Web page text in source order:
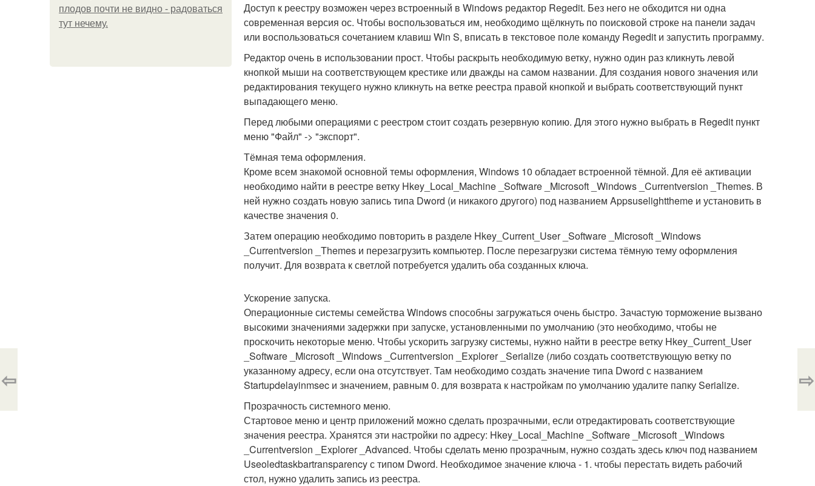
плодов почти не видно - радоваться
тут нечему.
Доступ к реестру возможен через встроенный в Windows редактор Regedit. Без него не обходится ни одна
современная версия ос. Чтобы воспользоваться им, необходимо щёлкнуть по поисковой строке на панели задач
или воспользоваться сочетанием клавиш Win S, вписать в текстовое поле команду Regedit и запустить программу.
Редактор очень в использовании прост. Чтобы раскрыть необходимую ветку, нужно один раз кликнуть левой
кнопкой мыши на соответствующем крестике или дважды на самом названии. Для создания нового значения или
редактирования текущего нужно кликнуть на ветке реестра правой кнопкой и выбрать соответствующий пункт
выпадающего меню.
Перед любыми операциями с реестром стоит создать резервную копию. Для этого нужно выбрать в Regedit пункт
меню "Файл" -> "экспорт".
Тёмная тема оформления.
Кроме всем знакомой основной темы оформления, Windows 10 обладает встроенной тёмной. Для её активации
необходимо найти в реестре ветку Hkey_Local_Machine _Software _Microsoft _Windows _Currentversion _Themes. В
ней нужно создать новую запись типа Dword (и никакого другого) под названием Appsuselighttheme и установить в
качестве значения 0.
Затем операцию необходимо повторить в разделе Hkey_Current_User _Software _Microsoft _Windows
_Currentversion _Themes и перезагрузить компьютер. После перезагрузки система тёмную тему оформления
получит. Для возврата к светлой потребуется удалить оба созданных ключа.
Ускорение запуска.
Операционные системы семейства Windows способны загружаться очень быстро. Зачастую торможение вызвано
высокими значениями задержки при запуске, установленными по умолчанию (это необходимо, чтобы не
проскочить некоторые меню. Чтобы ускорить загрузку системы, нужно найти в реестре ветку Hkey_Current_User
_Software _Microsoft _Windows _Currentversion _Explorer _Serialize (либо создать соответствующую ветку по
указанному адресу, если она отсутствует. Там необходимо создать значение типа Dword с названием
Startupdelayinmsec и значением, равным 0. для возврата к настройкам по умолчанию удалите папку Serialize.
Прозрачность системного меню.
Стартовое меню и центр приложений можно сделать прозрачными, если отредактировать соответствующие
значения реестра. Хранятся эти настройки по адресу: Hkey_Local_Machine _Software _Microsoft _Windows
_Currentversion _Explorer _Advanced. Чтобы сделать меню прозрачным, нужно создать здесь ключ под названием
Useoledtaskbartransparency с типом Dword. Необходимое значение ключа - 1. чтобы перестать видеть рабочий
стол, нужно удалить запись из реестра.
⇦ ⇨